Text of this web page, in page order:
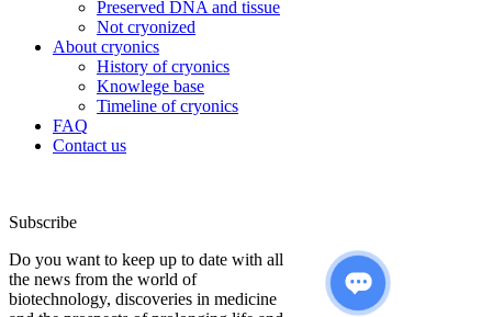
Preserved DNA and tissue
Not cryonized
About cryonics
History of cryonics
Knowlege base
Timeline of cryonics
FAQ
Contact us
Subscribe
Do you want to keep up to date with all
the news from the world of
biotechnology, discoveries in medicine